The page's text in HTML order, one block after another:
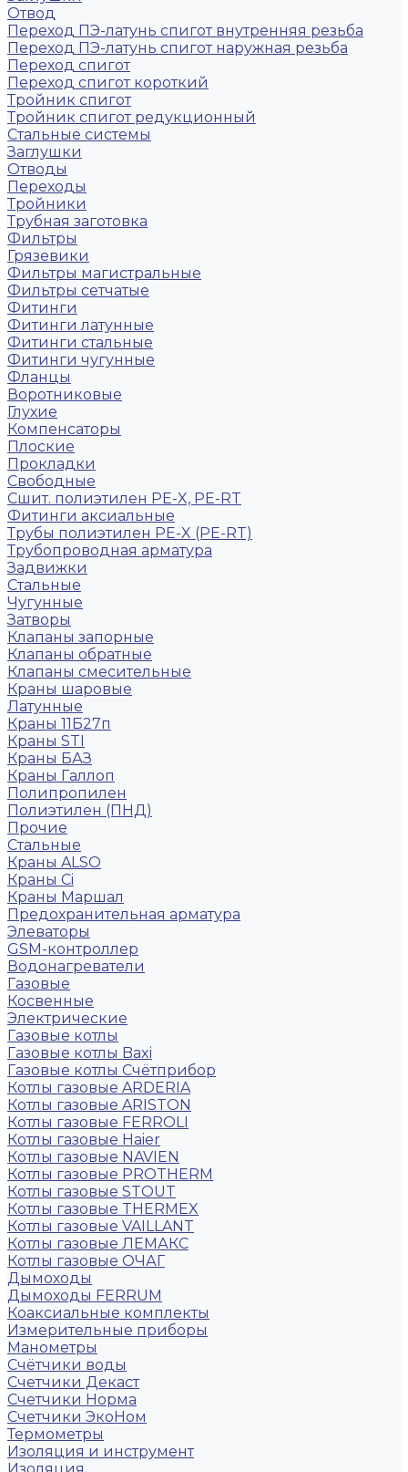
Отвод
Переход ПЭ-латунь спигот внутренняя резьба
Переход ПЭ-латунь спигот наружная резьба
Переход спигот
Переход спигот короткий
Тройник спигот
Тройник спигот редукционный
Стальные системы
Заглушки
Отводы
Переходы
Тройники
Трубная заготовка
Фильтры
Грязевики
Фильтры магистральные
Фильтры сетчатые
Фитинги
Фитинги латунные
Фитинги стальные
Фитинги чугунные
Фланцы
Воротниковые
Глухие
Компенсаторы
Плоские
Прокладки
Свободные
Сшит. полиэтилен PE-X, PE-RT
Фитинги аксиальные
Трубы полиэтилен PE-X (PE-RT)
Трубопроводная арматура
Задвижки
Стальные
Чугунные
Затворы
Клапаны запорные
Клапаны обратные
Клапаны смесительные
Краны шаровые
Латунные
Краны 11Б27п
Краны STI
Краны БАЗ
Краны Галлоп
Полипропилен
Полиэтилен (ПНД)
Прочие
Стальные
Краны ALSO
Краны Ci
Краны Маршал
Предохранительная арматура
Элеваторы
GSM-контроллер
Водонагреватели
Газовые
Косвенные
Электрические
Газовые котлы
Газовые котлы Baxi
Газовые котлы Счётприбор
Котлы газовые ARDERIA
Котлы газовые ARISTON
Котлы газовые FERROLI
Котлы газовые Haier
Котлы газовые NAVIEN
Котлы газовые PROTHERM
Котлы газовые STOUT
Котлы газовые THERMEX
Котлы газовые VAILLANT
Котлы газовые ЛЕМАКС
Котлы газовые ОЧАГ
Дымоходы
Дымоходы FERRUM
Коаксиальные комплекты
Измерительные приборы
Манометры
Счётчики воды
Счетчики Декаст
Счетчики Норма
Счетчики ЭкоНом
Термометры
Изоляция и инструмент